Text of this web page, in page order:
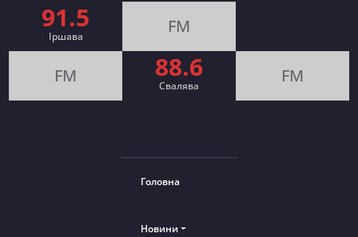
91.5
Іршава FM
FM 88.6
Cвалява FM
Головна
Новини